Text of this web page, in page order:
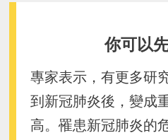
你可以
專家表示，有更多研
到新冠肺炎後，變成
高。罹患新冠肺炎的